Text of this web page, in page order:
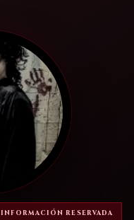
INFORMACIÓN RESERVADA